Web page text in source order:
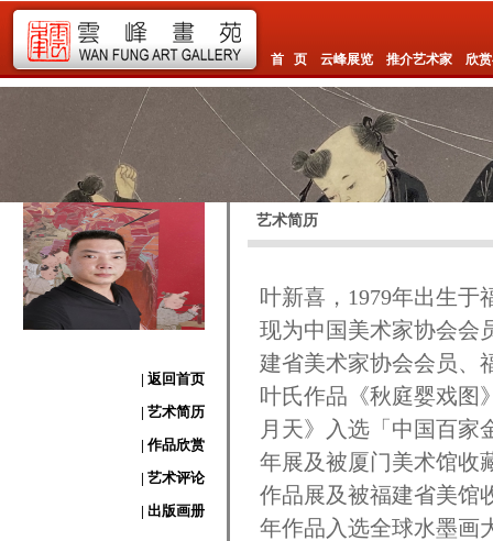
首 页 云峰展览 推介艺术家 欣
| 返回首页
| 艺术简历
| 作品欣赏
| 艺术评论
| 出版画册
艺术简历
叶新喜，1979年出生
现为中国美术家协会会
建省美术家协会会员、
叶氏作品《秋庭婴戏图
月天》入选「中国百家
年展及被厦门美术馆收
作品展及被福建省美馆
年作品入选全球水墨画